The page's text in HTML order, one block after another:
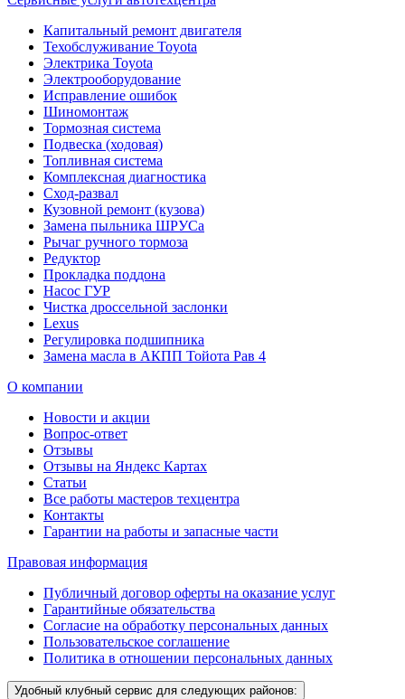
Капитальный ремонт двигателя
Техобслуживание Toyota
Электрика Toyota
Электрооборудование
Исправление ошибок
Шиномонтаж
Тормозная система
Подвеска (ходовая)
Топливная система
Комплексная диагностика
Сход-развал
Кузовной ремонт (кузова)
Замена пыльника ШРУСа
Рычаг ручного тормоза
Редуктор
Прокладка поддона
Насос ГУР
Чистка дроссельной заслонки
Lexus
Регулировка подшипника
Замена масла в АКПП Тойота Рав 4
О компании
Новости и акции
Вопрос-ответ
Отзывы
Отзывы на Яндекс Картах
Статьи
Все работы мастеров техцентра
Контакты
Гарантии на работы и запасные части
Правовая информация
Публичный договор оферты на оказание услуг
Гарантийные обязательства
Согласие на обработку персональных данных
Пользовательское соглашение
Политика в отношении персональных данных
Удобный клубный сервис для следующих районов: